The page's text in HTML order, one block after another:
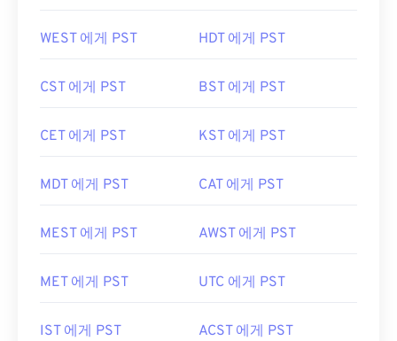
WEST 에게 PST HDT 에게 PST
CST 에게 PST BST 에게 PST
CET 에게 PST KST 에게 PST
MDT 에게 PST CAT 에게 PST
MEST 에게 PST AWST 에게 PST
MET 에게 PST UTC 에게 PST
IST 에게 PST ACST 에게 PST